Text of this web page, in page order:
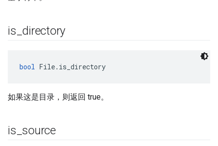
is directory
bool File.is_directory
如果这是目录，则返回 true。
is source